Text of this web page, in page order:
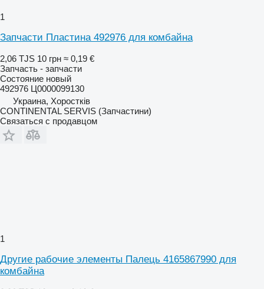
1
Запчасти Пластина 492976 для комбайна
2,06 TJS 10 грн ≈ 0,19 €
Запчасть - запчасти
Состояние новый
492976 Ц0000099130
Украина, Хоростків
CONTINENTAL SERVIS (Запчастини)
Связаться с продавцом
1
Другие рабочие элементы Палець 4165867990 для
комбайна